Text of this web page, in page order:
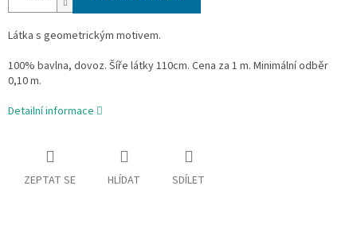
Látka s geometrickým motivem.
100% bavlna, dovoz. Šíře látky 110cm. Cena za 1 m. Minimální odběr
0,10 m.
Detailní informace
ZEPTAT SE HLÍDAT SDÍLET